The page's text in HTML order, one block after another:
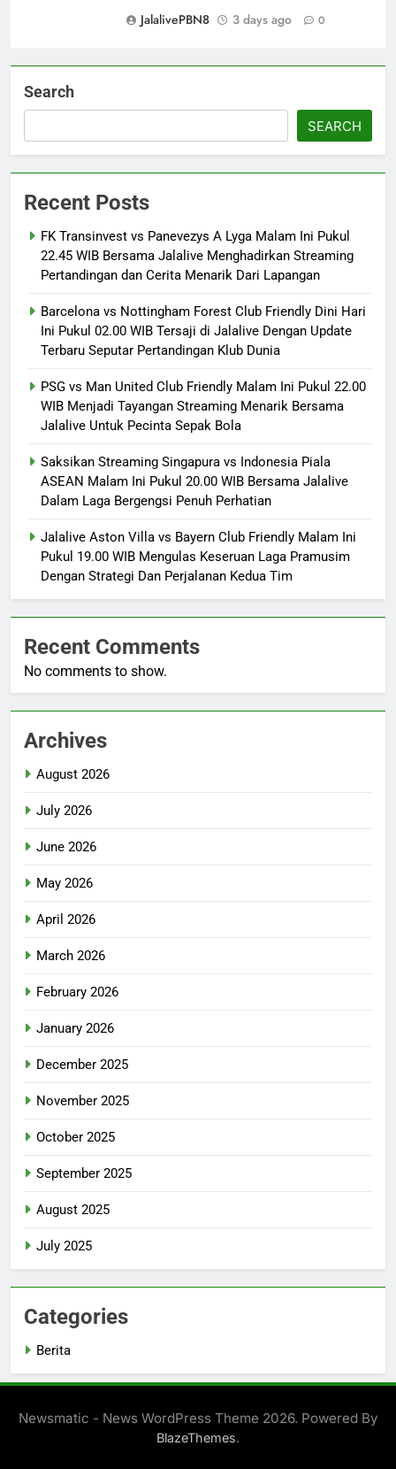
JalalivePBN8
3 days ago 0
Search
SEARCH
Recent Posts
FK Transinvest vs Panevezys A Lyga Malam Ini Pukul
22.45 WIB Bersama Jalalive Menghadirkan Streaming
Pertandingan dan Cerita Menarik Dari Lapangan
Barcelona vs Nottingham Forest Club Friendly Dini Hari
Ini Pukul 02.00 WIB Tersaji di Jalalive Dengan Update
Terbaru Seputar Pertandingan Klub Dunia
PSG vs Man United Club Friendly Malam Ini Pukul 22.00
WIB Menjadi Tayangan Streaming Menarik Bersama
Jalalive Untuk Pecinta Sepak Bola
Saksikan Streaming Singapura vs Indonesia Piala
ASEAN Malam Ini Pukul 20.00 WIB Bersama Jalalive
Dalam Laga Bergengsi Penuh Perhatian
Jalalive Aston Villa vs Bayern Club Friendly Malam Ini
Pukul 19.00 WIB Mengulas Keseruan Laga Pramusim
Dengan Strategi Dan Perjalanan Kedua Tim
Recent Comments
No comments to show.
Archives
August 2026
July 2026
June 2026
May 2026
April 2026
March 2026
February 2026
January 2026
December 2025
November 2025
October 2025
September 2025
August 2025
July 2025
Categories
Berita
Newsmatic - News WordPress Theme 2026. Powered By
BlazeThemes.